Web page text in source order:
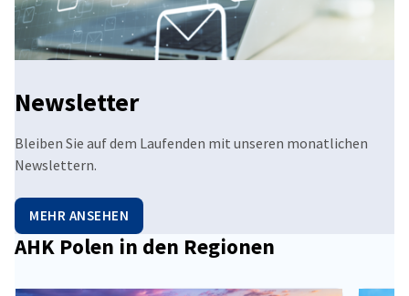
Newsletter
Bleiben Sie auf dem Laufenden mit unseren monatlichen
Newslettern.
MEHR ANSEHEN
vorherige
nächste
AHK Polen in den Regionen